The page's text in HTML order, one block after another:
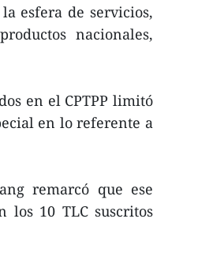
esfera de servicios,
nacionales,
en el CPTPP limitó
en lo referente a
remarcó que ese
los 10 TLC suscritos